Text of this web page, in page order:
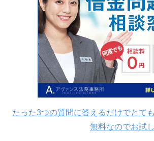
たった3つの質問に答えるだけでとて
無料なのでお試